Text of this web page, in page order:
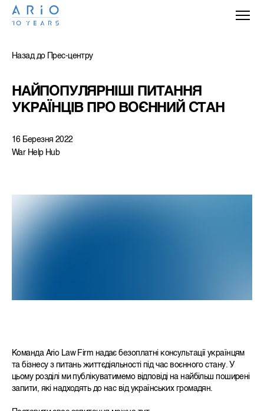
Назад до Прес-центру
НАЙПОПУЛЯРНІШІ ПИТАННЯ
УКРАЇНЦІВ ПРО ВОЄННИЙ СТАН
War Help Hub
16 Березня 2022
Команда Ario Law Firm надає безоплатні консультації українцям
та бізнесу з питань життєдіяльності під час воєнного стану. У
цьому розділі ми публікуватимемо відповіді на найбільш поширені
запити, які надходять до нас від українських громадян.